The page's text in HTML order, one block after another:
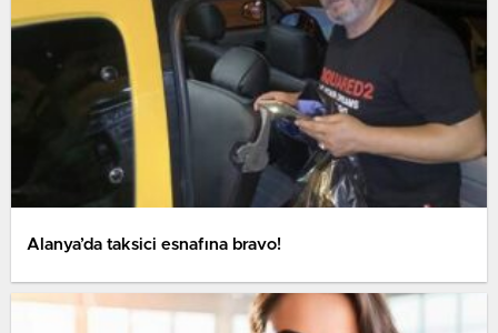
Alanya’da taksici esnafına bravo!